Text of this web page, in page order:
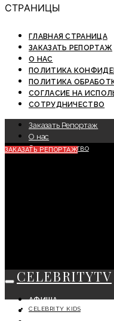
СТРАНИЦЫ
ГЛАВНАЯ СТРАНИЦА
ЗАКАЗАТЬ РЕПОРТАЖ
О НАС
ПОЛИТИКА
ПОЛИТИКА
СОГЛАСИЕ НА
СОТРУДНИЧЕСТВО
Заказать Репортаж
О нас
Сотрудничество
ЗАКАЗАТЬ РЕПОРТАЖ
CELEBRITYTV
АФИША
СОБЫТИЯ
CELEBRITY KIDS